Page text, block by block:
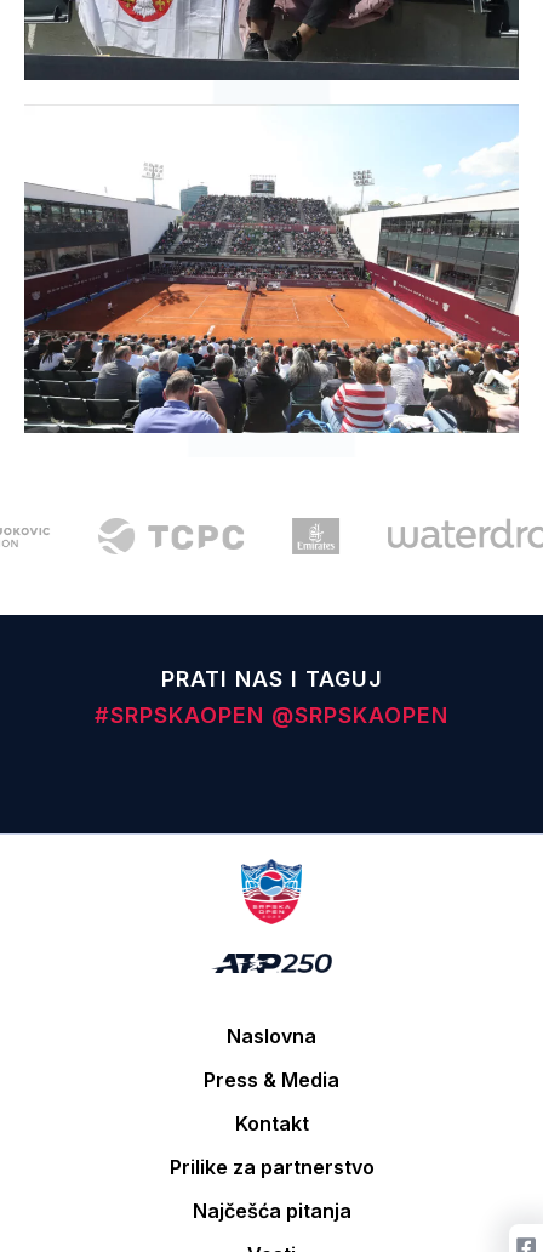
PRATI NAS I TAGUJ
#SRPSKAOPEN @SRPSKAOPEN
Naslovna
Press & Media
Kontakt
Prilike za partnerstvo
Najčešća pitanja